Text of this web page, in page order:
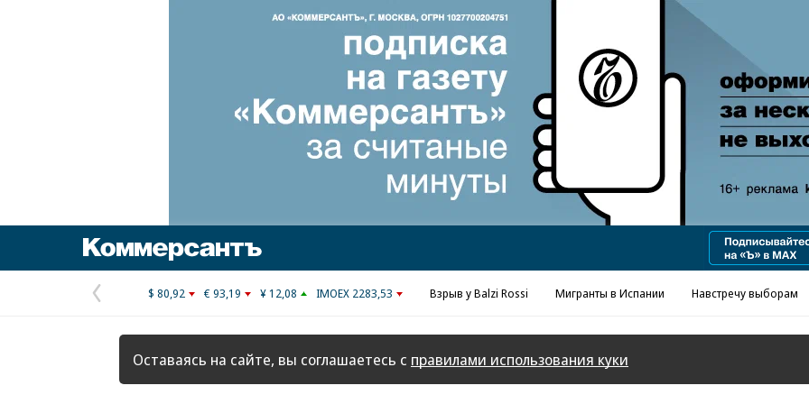
Реклама в «Ъ» www.kommersant.ru/ad
Предыдущая
страница
$ 80,92 € 93,19 ¥ 12,08 IMOEX 2283,53 Взрыв у Balzi Rossi Мигранты в Испании Навстречу выборам
Оставаясь на сайте, вы соглашаетесь с правилами использования куки